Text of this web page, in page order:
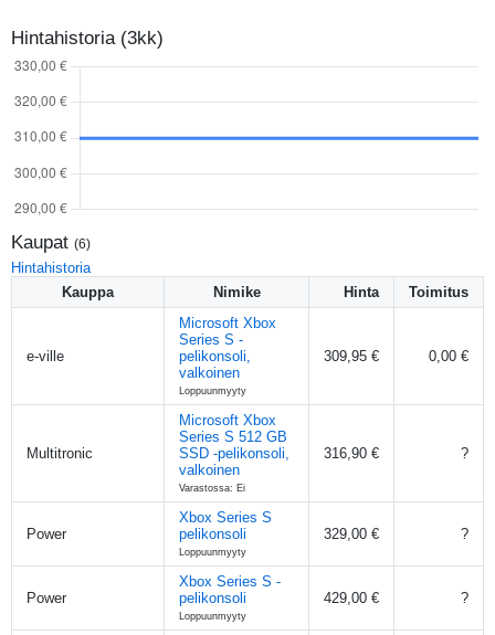
Hintahistoria (3kk)
Kaupat (6)
Hintahistoria
Kauppa
Nimike Hinta Toimitus
e-ville
Microsoft Xbox
Series S -
pelikonsoli,
valkoinen
Loppuunmyyty
309,95 € 0,00 €
Multitronic
Microsoft Xbox
Series S 512 GB
SSD -pelikonsoli,
valkoinen
Varastossa: Ei
316,90 € ?
Power
Xbox Series S
pelikonsoli
Loppuunmyyty
329,00 € ?
Power
Xbox Series S -
pelikonsoli
Loppuunmyyty
429,00 € ?